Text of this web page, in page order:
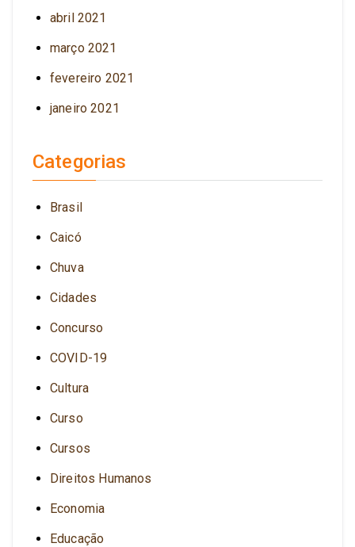
abril 2021
março 2021
fevereiro 2021
janeiro 2021
Categorias
Brasil
Caicó
Chuva
Cidades
Concurso
COVID-19
Cultura
Curso
Cursos
Direitos Humanos
Economia
Educação